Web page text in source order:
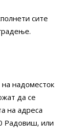
сите
надоместок
да се
на адреса
Радовиш, или